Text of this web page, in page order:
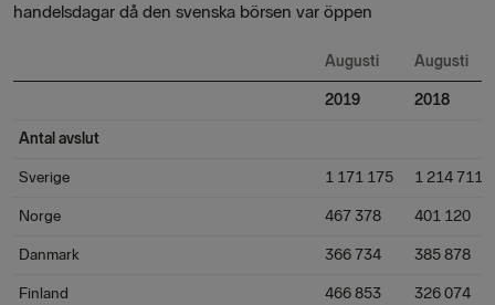
handelsdagar då den svenska börsen var öppen
Augusti Augusti
2019 2018
Antal avslut
Sverige 1 171 175 1 214 711
Norge 467 378 401 120
Danmark 366 734 385 878
Finland 466 853 326 074